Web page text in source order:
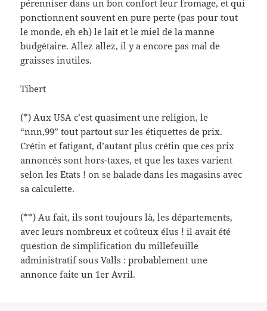
pérenniser dans un bon confort leur fromage, et qui
ponctionnent souvent en pure perte (pas pour tout
le monde, eh eh) le lait et le miel de la manne
budgétaire. Allez allez, il y a encore pas mal de
graisses inutiles.
Tibert
(*) Aux USA c’est quasiment une religion, le
“nnn,99” tout partout sur les étiquettes de prix.
Crétin et fatigant, d’autant plus crétin que ces prix
annoncés sont hors-taxes, et que les taxes varient
selon les Etats ! on se balade dans les magasins avec
sa calculette.
(**) Au fait, ils sont toujours là, les départements,
avec leurs nombreux et coûteux élus ! il avait été
question de simplification du millefeuille
administratif sous Valls : probablement une
annonce faite un 1er Avril.